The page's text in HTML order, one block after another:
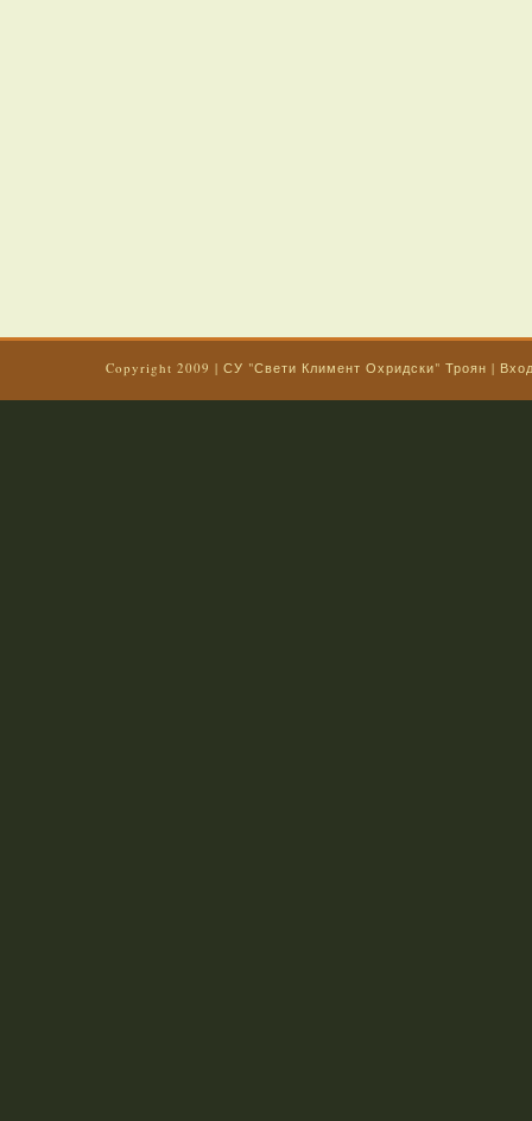
Copyright 2009 | СУ "Свети Климент Охридски" Троян |